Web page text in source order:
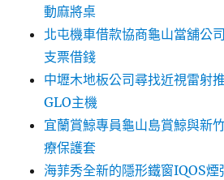
動麻將桌
北屯機車借款協商龜山當舖公
支票借錢
中壢木地板公司尋找近視雷射
GLO主機
宜蘭賞鯨專員龜山島賞鯨與新
療保護套
海菲秀全新的隱形鐵窗IQOS煙